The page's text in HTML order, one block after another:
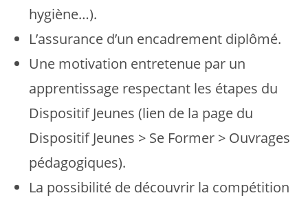
hygiène…).
L’assurance d’un encadrement diplômé.
Une motivation entretenue par un
apprentissage respectant les étapes du
Dispositif Jeunes (lien de la page du
Dispositif Jeunes > Se Former > Ouvrages
pédagogiques).
La possibilité de découvrir la compétition